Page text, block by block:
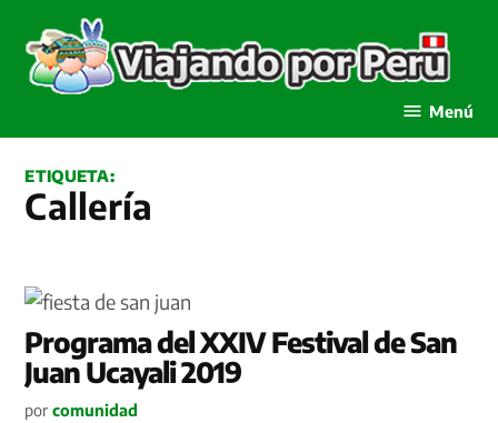
contenido
Menú
ETIQUETA:
Callería
Programa del XXIV Festival de San
Juan Ucayali 2019
por comunidad